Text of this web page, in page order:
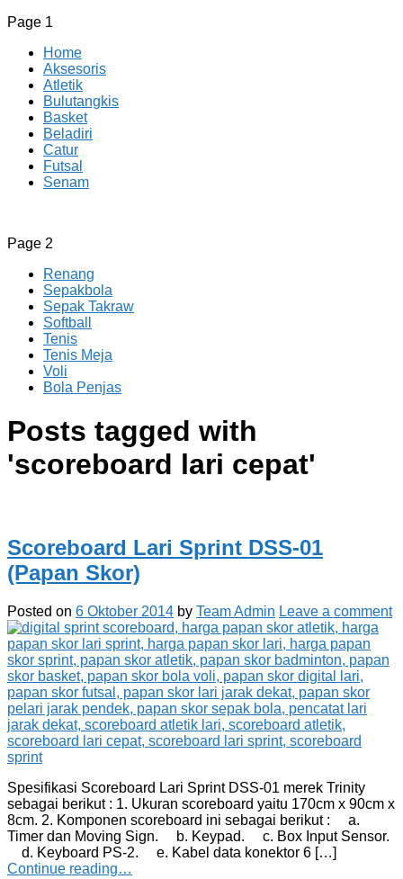
Page 1
Home
Aksesoris
Atletik
Bulutangkis
Basket
Beladiri
Catur
Futsal
Senam
CV JAYA BERSAMA Co Id
Menyediakan Semua Perlengkapan Olahraga Yang
Page 2
Renang
Sepakbola
Sepak Takraw
Softball
Tenis
Tenis Meja
Voli
Bola Penjas
Posts tagged with
'scoreboard lari cepat'
Scoreboard Lari Sprint DSS-01
(Papan Skor)
Posted on 6 Oktober 2014 by Team Admin Leave a comment
Spesifikasi Scoreboard Lari Sprint DSS-01 merek Trinity
sebagai berikut : 1. Ukuran scoreboard yaitu 170cm x 90cm x
8cm. 2. Komponen scoreboard ini sebagai berikut : a.
Timer dan Moving Sign. b. Keypad. c. Box Input Sensor.
d. Keyboard PS-2. e. Kabel data konektor 6 […]
Continue reading…